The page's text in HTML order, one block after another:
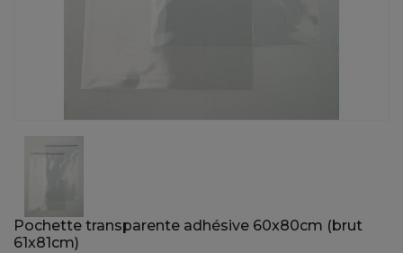
Pochette transparente adhésive 60x80cm (brut
61x81cm)